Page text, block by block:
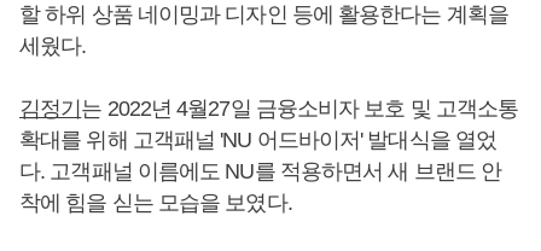
할 하위 상품 네이밍과 디자인 등에 활용한다는 계획을
세웠다.
김정기는 2022년 4월27일 금융소비자 보호 및 고객소통
확대를 위해 고객패널 'NU 어드바이저' 발대식을 열었
다. 고객패널 이름에도 NU를 적용하면서 새 브랜드 안
착에 힘을 싣는 모습을 보였다.